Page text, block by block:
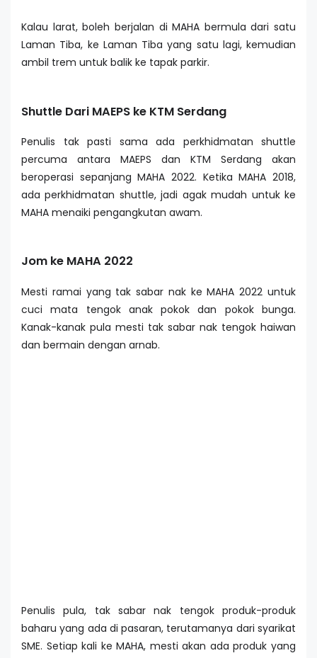
Kalau larat, boleh berjalan di MAHA bermula dari satu
Laman Tiba, ke Laman Tiba yang satu lagi, kemudian
ambil trem untuk balik ke tapak parkir.
Shuttle Dari MAEPS ke KTM Serdang
Penulis tak pasti sama ada perkhidmatan shuttle
percuma antara MAEPS dan KTM Serdang akan
beroperasi sepanjang MAHA 2022. Ketika MAHA 2018,
ada perkhidmatan shuttle, jadi agak mudah untuk ke
MAHA menaiki pengangkutan awam.
Jom ke MAHA 2022
Mesti ramai yang tak sabar nak ke MAHA 2022 untuk
cuci mata tengok anak pokok dan pokok bunga.
Kanak-kanak pula mesti tak sabar nak tengok haiwan
dan bermain dengan arnab.
Penulis pula, tak sabar nak tengok produk-produk
baharu yang ada di pasaran, terutamanya dari syarikat
SME. Setiap kali ke MAHA, mesti akan ada produk yang